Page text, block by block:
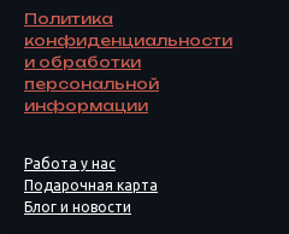
Политика
конфиденциальности
и обработки
персональной
информации
Работа у нас
Подарочная карта
Блог и новости